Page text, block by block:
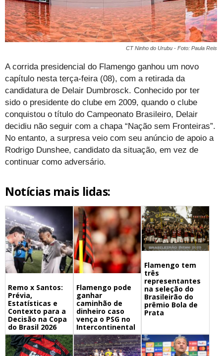
CT Ninho do Urubu - Foto: Paula Reis
A corrida presidencial do Flamengo ganhou um novo
capítulo nesta terça-feira (08), com a retirada da
candidatura de Delair Dumbrosck. Conhecido por ter
sido o presidente do clube em 2009, quando o clube
conquistou o título do Campeonato Brasileiro, Delair
decidiu não seguir com a chapa “Nação sem Fronteiras”.
No entanto, a surpresa veio com seu anúncio de apoio a
Rodrigo Dunshee, candidato da situação, em vez de
continuar como adversário.
Notícias mais lidas:
Remo x Santos:
Prévia,
Estatísticas e
Contexto para a
Decisão na Copa
do Brasil 2026
Flamengo pode
ganhar
caminhão de
dinheiro caso
vença o PSG no
Intercontinental
Flamengo tem
três
representantes
na seleção do
Brasileirão do
prêmio Bola de
Prata